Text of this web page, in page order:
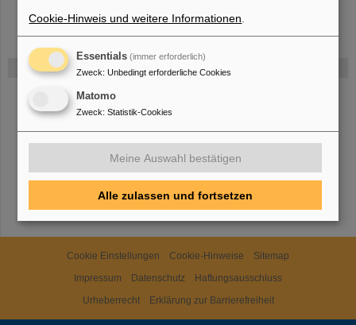
Gefördert von
HMWK
TMWWDG
Cookie Einstellungen Cookie-Hinweise
Sitemap
Impressum
Datenschutz
Haftungsausschluss
Urheberrecht
Erklärung zur Barrierefreiheit
Cookie-Hinweis und weitere Informationen
Essentials (immer erforderlich)
Zweck: Unbedingt erforderliche Cookies
Matomo
Zweck: Statistik-Cookies
Meine Auswahl bestätigen
Alle zulassen und fortsetzen